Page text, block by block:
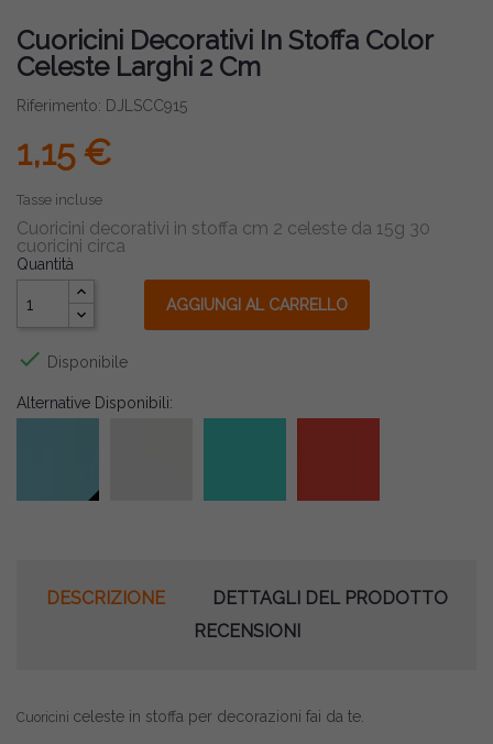
Cuoricini Decorativi In Stoffa Color
Celeste Larghi 2 Cm
Riferimento: DJLSCC915
1,15 €
Tasse incluse
Cuoricini decorativi in stoffa cm 2 celeste da 15g 30
cuoricini circa
Quantità
AGGIUNGI AL CARRELLO
 Disponibile
Alternative Disponibili:
DESCRIZIONE
DETTAGLI DEL PRODOTTO
RECENSIONI
Cuoricini celeste in stoffa per decorazioni fai da te.